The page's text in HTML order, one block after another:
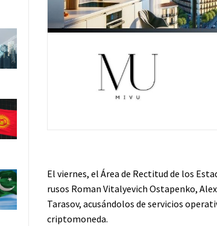
El viernes, el Área de Rectitud de los
rusos Roman Vitalyevich Ostapenko,
Tarasov, acusándolos de servicios
criptomoneda.